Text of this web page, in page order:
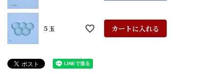
５玉 カートに入れる